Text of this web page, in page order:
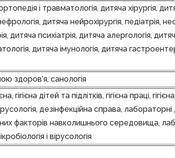
і травматологія, дитяча хірургія,
дитяча нейрохірургія, педіатрія,
дитяча психіатрія, дитяча алергологія,
дитяча імунологія, дитяча
здоров’я, санологія
гігієна дітей та підлітків, гігієна праці,
дезінфекційна справа,
факторів навколишнього середовища,
і вірусологія